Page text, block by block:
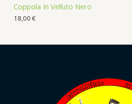
Coppola In Velluto Nero
18,00 €